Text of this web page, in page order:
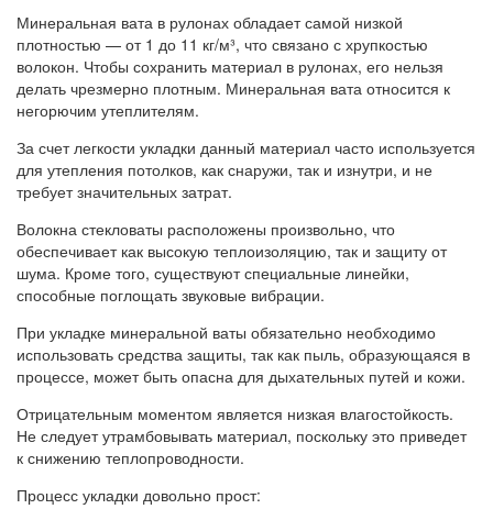
Минеральная вата в рулонах обладает самой низкой
плотностью — от 1 до 11 кг/м³, что связано с хрупкостью
волокон. Чтобы сохранить материал в рулонах, его нельзя
делать чрезмерно плотным. Минеральная вата относится к
негорючим утеплителям.
За счет легкости укладки данный материал часто используется
для утепления потолков, как снаружи, так и изнутри, и не
требует значительных затрат.
Волокна стекловаты расположены произвольно, что
обеспечивает как высокую теплоизоляцию, так и защиту от
шума. Кроме того, существуют специальные линейки,
способные поглощать звуковые вибрации.
При укладке минеральной ваты обязательно необходимо
использовать средства защиты, так как пыль, образующаяся в
процессе, может быть опасна для дыхательных путей и кожи.
Отрицательным моментом является низкая влагостойкость.
Не следует утрамбовывать материал, поскольку это приведет
к снижению теплопроводности.
Процесс укладки довольно прост: